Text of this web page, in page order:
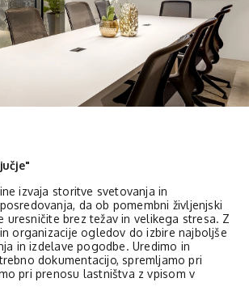
izvaja storitve svetovanja in
da ob pomembni življenjski
uresničite brez težav in velikega stresa. Z
organizacije ogledov do izbire najboljše
in izdelave pogodbe. Uredimo in
dokumentacijo, spremljamo pri
pri prenosu lastništva z vpisom v